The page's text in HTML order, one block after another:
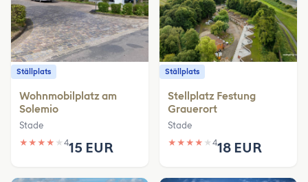
Ställplats
Wohnmobilplatz am
Solemio
Stade
★ ★ ★ ★ ★ 415 EUR
Ställplats
Stellplatz Festung
Grauerort
Stade
★ ★ ★ ★ ★ 418 EUR